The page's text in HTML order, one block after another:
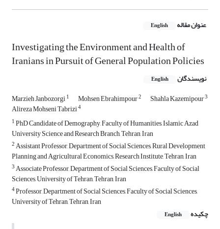
عنوان مقاله English
Investigating the Environment and Health of
Iranians in Pursuit of General Population Policies
نویسندگان English
Marzieh Janbozorgi1 Mohsen Ebrahimpour2 Shahla Kazemipour3
Alireza Mohseni Tabrizi4
1PhD Candidate of Demography, Faculty of Humanities, Islamic Azad
University Science and Research Branch, Tehran, Iran
2Assistant Professor, Department of Social Sciences, Rural Development
Planning and Agricultural Economics, Research Institute, Tehran, Iran
3Associate Professor, Department of Social Sciences, Faculty of Social
Sciences, University of Tehran, Tehran, Iran
4Professor, Department of Social Sciences, Faculty of Social Sciences,
University of Tehran, Tehran, Iran
چکیده
English